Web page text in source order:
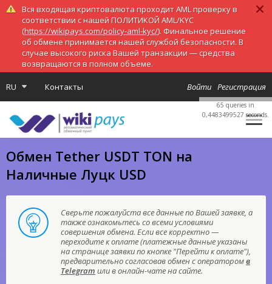
Вся входящая криптовалюта проходит AML проверку в
соответствии с нашей ПОЛИТИКОЙ AML/KYC
(https://wikipays.com/policy-aml-kyc/). Финальное решение
об обмене принимается нашей службой безопасности. В
случае высокого риска Вашей транзакции — средства
возвращаются в полном объеме.
RU Контакты Регистрация
Войти
Обмен Tether USDT TON на
Наличные Луцк USD
Сверьте пожалуйста все данные по Вашей заявке, а
также ознакомьтесь со всеми условиями
совершения обмена. Если все корректно —
переходите к оплате (платежные данные указаны
на странице заявки по кнопке "Перейти к оплате"),
предварительно согласовав обмен с операторомв
Telegram или в онлайн-чате на сайте.
65 queries in
0,4483499527 seconds.